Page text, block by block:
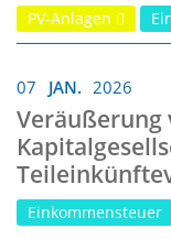
PV-Anlagen
07 JAN. 2026
Veräußerung
Einkommensteuer